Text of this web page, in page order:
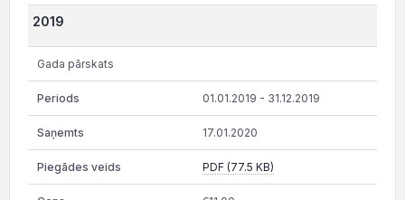
2019
Gada pārskats
01.01.2019 - 31.12.2019
17.01.2020
PDF (77.5 KB)